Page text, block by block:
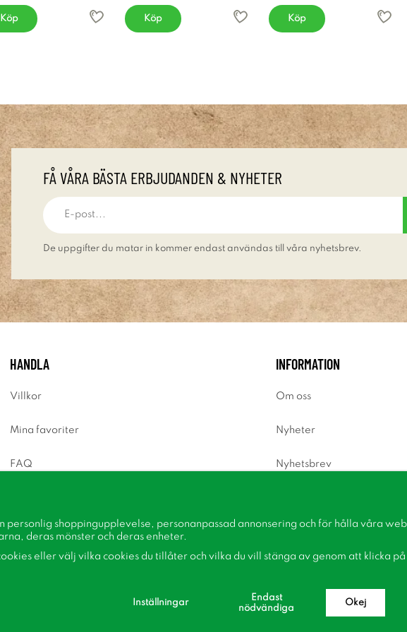
Köp Köp Köp
FÅ VÅRA BÄSTA ERBJUDANDEN & NYHETER
De uppgifter du matar in kommer endast användas till våra nyhetsbrev.
HANDLA
Villkor
Mina favoriter
FAQ
INFORMATION
Om oss
Nyheter
Nyhetsbrev
Inspiration
personlig shoppingupplevelse, personanpassad annonsering och för hålla våra
deras mönster och deras enheter.
eller välj vilka cookies du tillåter och vilka du vill stänga av genom att klicka
Inställningar
Endast
nödvändiga
Okej